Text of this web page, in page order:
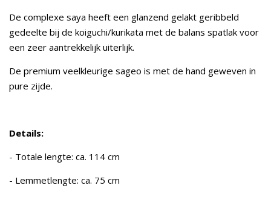
De complexe saya heeft een glanzend gelakt geribbeld
gedeelte bij de koiguchi/kurikata met de balans spatlak voor
een zeer aantrekkelijk uiterlijk.
De premium veelkleurige sageo is met de hand geweven in
pure zijde.
Details:
- Totale lengte: ca. 114 cm
- Lemmetlengte: ca. 75 cm